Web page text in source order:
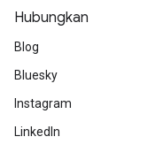
Hubungkan
Blog
Bluesky
Instagram
LinkedIn